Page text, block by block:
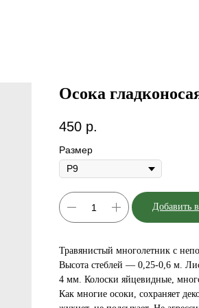
Осока
450 р.
Размер
Добавить
Травянистый многолетник с
Высота стеблей — 0,25-0,6 м.
4 мм. Колоски яйцевидные,
Как многие осоки, сохраняет